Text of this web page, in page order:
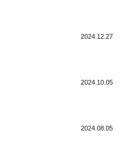
2024.12.27
2024.10.05
2024.08.05